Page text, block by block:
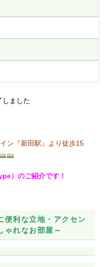
しました
ン『新田駅』より徒歩15
）のご紹介です！
便利な立地・アクセン
ゃれなお部屋～